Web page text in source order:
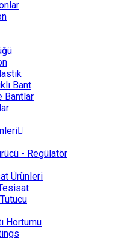
Bant
Bantlar
- Regülatör
Ürünleri
Hortumu